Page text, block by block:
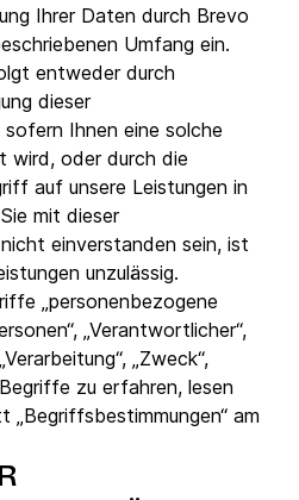
Ihrer Daten durch Brevo
Umfang ein.
entweder durch
dieser
Ihnen eine solche
wird, oder durch die
auf unsere Leistungen in
mit dieser
einverstanden sein, ist
unzulässig.
„personenbezogene
„Verantwortlicher“,
„Zweck“,
zu erfahren, lesen
am